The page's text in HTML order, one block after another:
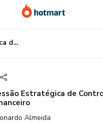
Sessão Estratégica de Controle Financeiro
Estratégica de
Almeida